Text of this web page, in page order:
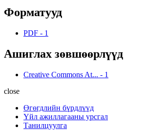
Форматууд
PDF - 1
Ашиглах зөвшөөрлүүд
Creative Commons At... - 1
close
Өгөгдлийн бүрдлүүд
Үйл ажиллагааны урсгал
Танилцуулга